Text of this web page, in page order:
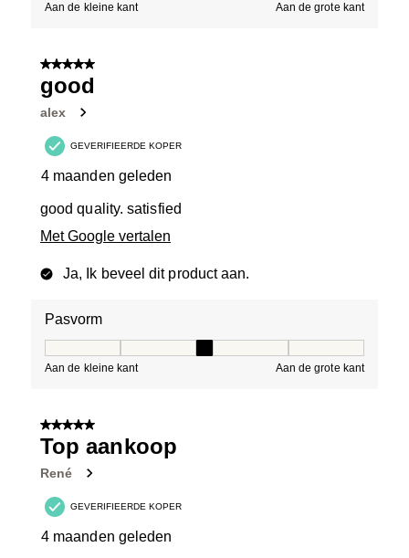
Aan de kleine kant Aan de grote kant
5 van 5 sterren.
good
alex
GEVERIFIEERDE KOPER
4 maanden geleden
good quality. satisfied
Met Google vertalen
Ja, Ik beveel dit product aan.
Pasvorm
Aan de kleine kant Aan de grote kant
5 van 5 sterren.
Top aankoop
René
GEVERIFIEERDE KOPER
4 maanden geleden